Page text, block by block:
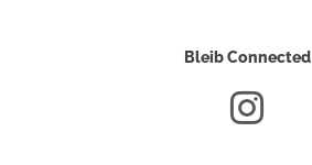
Bleib Connected